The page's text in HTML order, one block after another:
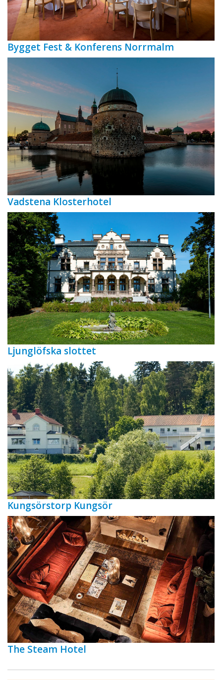
Bygget Fest & Konferens Norrmalm
Vadstena Klosterhotel
Ljunglöfska slottet
Kungsörstorp Kungsör
The Steam Hotel